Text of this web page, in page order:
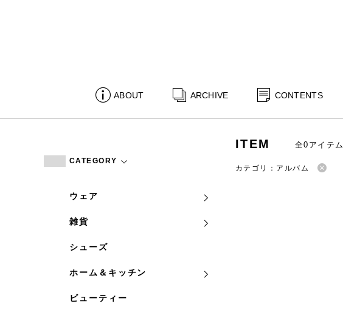
ABOUT ARCHIVE CONTENTS
CATEGORY
ウェア
雑貨
シューズ
ホーム＆キッチン
ビューティー
ITEM 全0アイテム
カテゴリ：アルバム